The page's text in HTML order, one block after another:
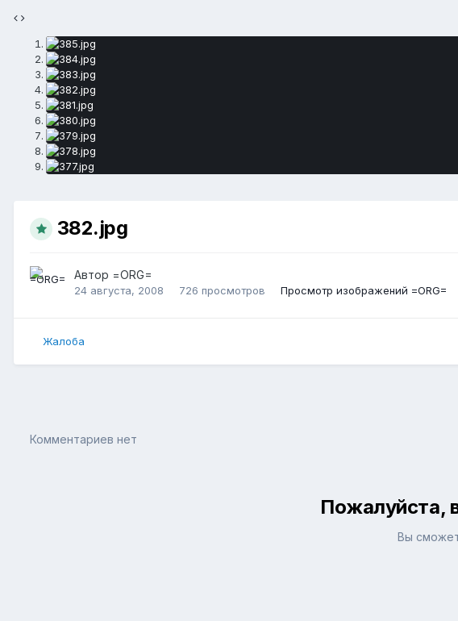
382.jpg
Автор =ORG=
24 августа, 2008 726 просмотров Просмотр изображений =ORG=
Жалоба
Комментариев нет
Пожалуйста,
Вы